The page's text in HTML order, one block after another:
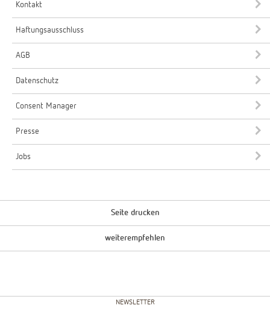
Kontakt
Haftungsausschluss
AGB
Datenschutz
Consent Manager
Presse
Jobs
Seite drucken
weiterempfehlen
NEWSLETTER